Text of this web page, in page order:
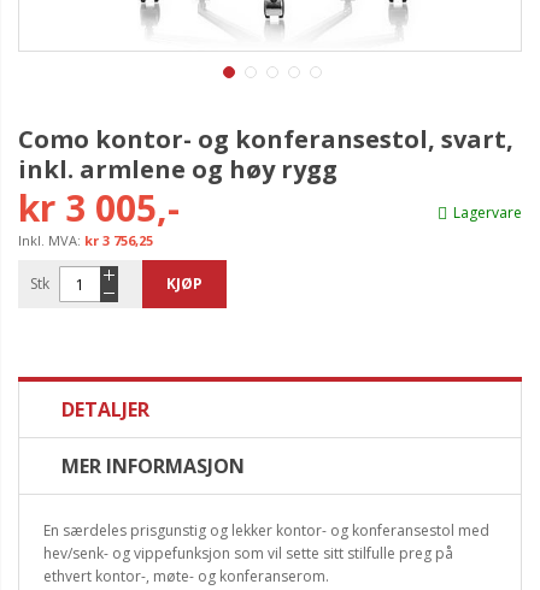
Como kontor- og konferansestol, svart,
inkl. armlene og høy rygg
Lagervare
kr 3 005,-
kr 3 756,25
Stk KJØP
DETALJER
MER INFORMASJON
En særdeles prisgunstig og lekker kontor- og konferansestol med
hev/senk- og vippefunksjon som vil sette sitt stilfulle preg på
ethvert kontor-, møte- og konferanserom.